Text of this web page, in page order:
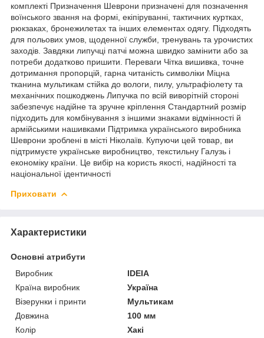
комплекті Призначення Шеврони призначені для позначення
воїнського звання на формі, екіпіруванні, тактичних куртках,
рюкзаках, бронежилетах та інших елементах одягу. Підходять
для польових умов, щоденної служби, тренувань та урочистих
заходів. Завдяки липучці патчі можна швидко замінити або за
потреби додатково пришити. Переваги Чітка вишивка, точне
дотримання пропорцій, гарна читаність символіки Міцна
тканина мультикам стійка до вологи, пилу, ультрафіолету та
механічних пошкоджень Липучка по всій виворітній стороні
забезпечує надійне та зручне кріплення Стандартний розмір
підходить для комбінування з іншими знаками відмінності й
армійськими нашивками Підтримка українського виробника
Шеврони зроблені в місті Ніколаїв. Купуючи цей товар, ви
підтримуєте українське виробництво, текстильну Галузь і
економіку країни. Це вибір на користь якості, надійності та
національної ідентичності
Приховати
Характеристики
Основні атрибути
Виробник
IDEIA
Країна виробник
Україна
Візерунки і принти
Мультикам
Довжина
100 мм
Колір
Хакі